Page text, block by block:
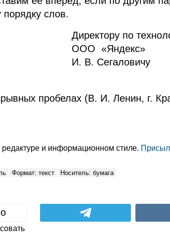
порядку слов.
Директору по
ООО «Яндекс»
И. В. Сегаловичу
пробелах (В. И. Ленин, г.
редактуре и информационном стиле.
Формат: текст Носитель: бумага